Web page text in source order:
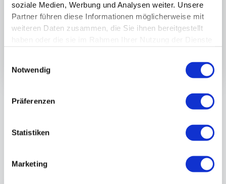
soziale Medien, Werbung und Analysen weiter. Unsere
Partner führen diese Informationen möglicherweise mit
weiteren Daten zusammen, die Sie ihnen bereitgestellt
Notwendig
Präferenzen
Statistiken
Marketing
Zweites Interview 12 Monate